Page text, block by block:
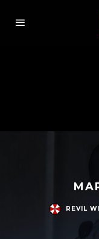
REVIL